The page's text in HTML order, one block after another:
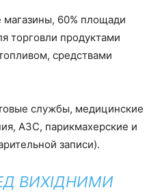
магазины, 60% площади
торговли продуктами
средствами
службы, медицинские
АЗС, парикмахерские и
записи).
ВИХІДНИМИ